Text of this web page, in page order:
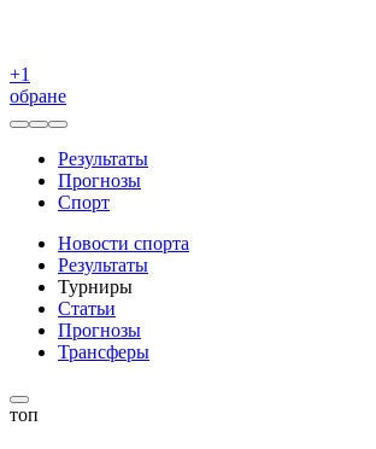
+1
обране
Результаты
Прогнозы
Спорт
Новости спорта
Результаты
Турниры
Статьи
Прогнозы
Трансферы
топ